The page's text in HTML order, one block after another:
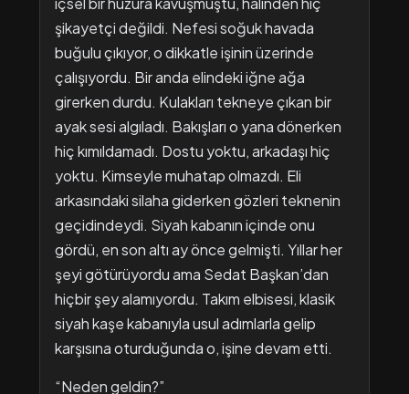
şikayetçi değildi. Nefesi soğuk havada
buğulu çıkıyor, o dikkatle işinin üzerinde
çalışıyordu. Bir anda elindeki iğne ağa
girerken durdu. Kulakları tekneye çıkan bir
ayak sesi algıladı. Bakışları o yana dönerken
hiç kımıldamadı. Dostu yoktu, arkadaşı hiç
yoktu. Kimseyle muhatap olmazdı. Eli
arkasındaki silaha giderken gözleri teknenin
geçidindeydi. Siyah kabanın içinde onu
gördü, en son altı ay önce gelmişti. Yıllar her
şeyi götürüyordu ama Sedat Başkan’dan
hiçbir şey alamıyordu. Takım elbisesi, klasik
siyah kaşe kabanıyla usul adımlarla gelip
karşısına oturduğunda o, işine devam etti.
“Neden geldin?”